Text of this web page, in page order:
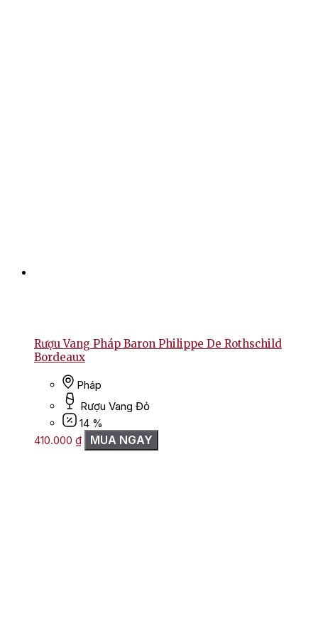
Rượu Vang Pháp Baron Philippe De Rothschild
Bordeaux
Pháp
Rượu Vang Đỏ
14 %
410.000 ₫ MUA NGAY